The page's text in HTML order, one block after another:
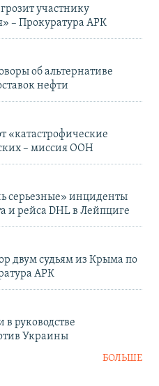
участнику
– Прокуратура АРК
об альтернативе
нефти
«катастрофические
– миссия ООН
серьезные» инциденты
и рейса DHL в Лейпциге
двум судьям из Крыма по
АРК
руководстве
Украины
БОЛЬШЕ